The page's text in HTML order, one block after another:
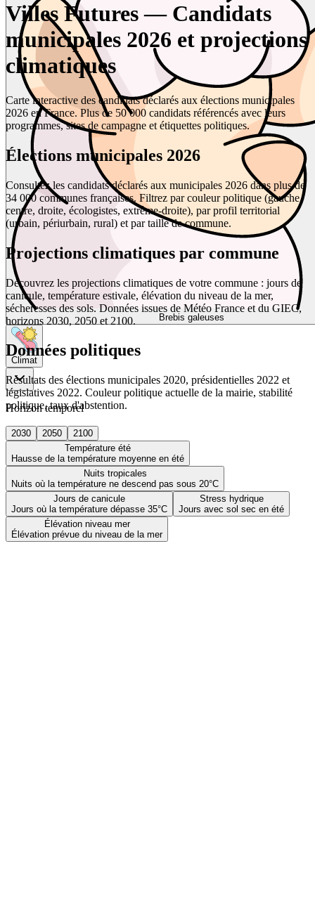
Brebis galeuses
Climat
Horizon temporel
2030 2050
2100
Température été
Hausse de la température moyenne en été
Nuits tropicales
Nuits où la température ne descend pas sous 20°C
Jours de canicule
Jours où la température dépasse 35°C
Stress hydrique
Jours avec sol sec en été
Élévation niveau mer
Élévation prévue du niveau de la mer
Villes Futures — Candidats
municipales 2026 et projections
climatiques
Carte interactive des candidats déclarés aux élections municipales
2026 en France. Plus de 50 000 candidats référencés avec leurs
programmes, sites de campagne et étiquettes politiques.
Élections municipales 2026
Consultez les candidats déclarés aux municipales 2026 dans plus de
34 000 communes françaises. Filtrez par couleur politique (gauche,
centre, droite, écologistes, extrême-droite), par profil territorial
(urbain, périurbain, rural) et par taille de commune.
Projections climatiques par commune
Découvrez les projections climatiques de votre commune : jours de
canicule, température estivale, élévation du niveau de la mer,
sécheresses des sols. Données issues de Météo France et du GIEC,
horizons 2030, 2050 et 2100.
Données politiques
Résultats des élections municipales 2020, présidentielles 2022 et
législatives 2022. Couleur politique actuelle de la mairie, stabilité
politique, taux d'abstention.